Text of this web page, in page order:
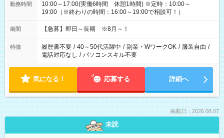
勤務時間
10:00～17:00(実働6時間 休憩1時間) ※定時：10:00～
19:00（※終わりの時間：16:00～19:00で相談可！）
期間 【急募】即日～長期 ※8月～！
特徴 履歴書不要 / 40～50代活躍中 / 副業・WワークOK / 服装自由 /
電話対応なし / パソコンスキル不要
気になる！ 応募する 詳細へ
掲載日：2026.08.07
未読